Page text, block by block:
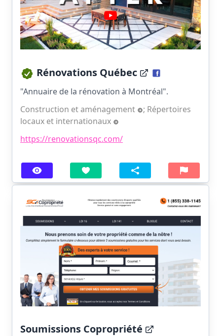
Rénovations Québec
"Annuaire de la rénovation à Montréal".
Construction et aménagement
; Répertoires
locaux et internationaux
https://renovationsqc.com/
Soumissions Copropriété